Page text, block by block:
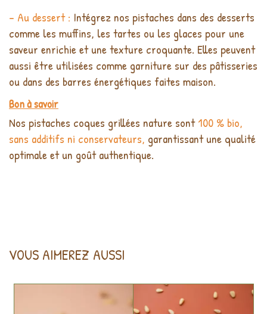
- Au dessert : Intégrez nos pistaches dans des desserts
comme les muffins, les tartes ou les glaces pour une
saveur enrichie et une texture croquante. Elles peuvent
aussi être utilisées comme garniture sur des pâtisseries
ou dans des barres énergétiques faites maison.
Bon à savoir
Nos pistaches coques grillées nature sont100 % bio,
sans additifs ni conservateurs, garantissant une qualité
optimale et un goût authentique.
VOUS AIMEREZ AUSSI